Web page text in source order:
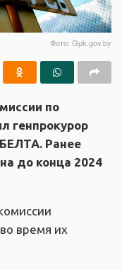
Фото: Gpk.gov.by
по
генпрокурор
БЕЛТА. Ранее
до конца 2024
время их